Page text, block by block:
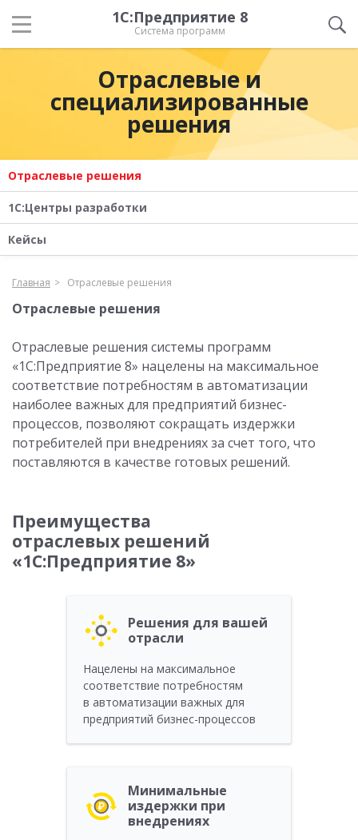
1С:Предприятие 8
Система программ
Отраслевые и
специализированные
решения
Отраслевые решения
1С:Центры разработки
Кейсы
Главная Отраслевые решения
Отраслевые решения
Отраслевые решения системы программ
«1С:Предприятие 8» нацелены на максимальное
соответствие потребностям в автоматизации
наиболее важных для предприятий бизнес-
процессов, позволяют сокращать издержки
потребителей при внедрениях за счет того, что
поставляются в качестве готовых решений.
Преимущества
отраслевых решений
«1С:Предприятие 8»
Решения для вашей
отрасли
Нацелены на максимальное
соответствие потребностям
в автоматизации важных для
предприятий бизнес-процессов
Минимальные
издержки при
внедрениях